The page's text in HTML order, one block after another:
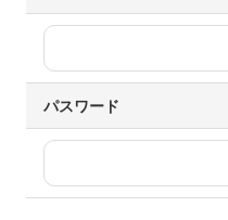
パスワード